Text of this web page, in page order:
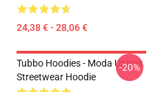
24,38 € - 28,06 €
Tubbo Hoodies - Moda Unisex
Streetwear Hoodie
-20%